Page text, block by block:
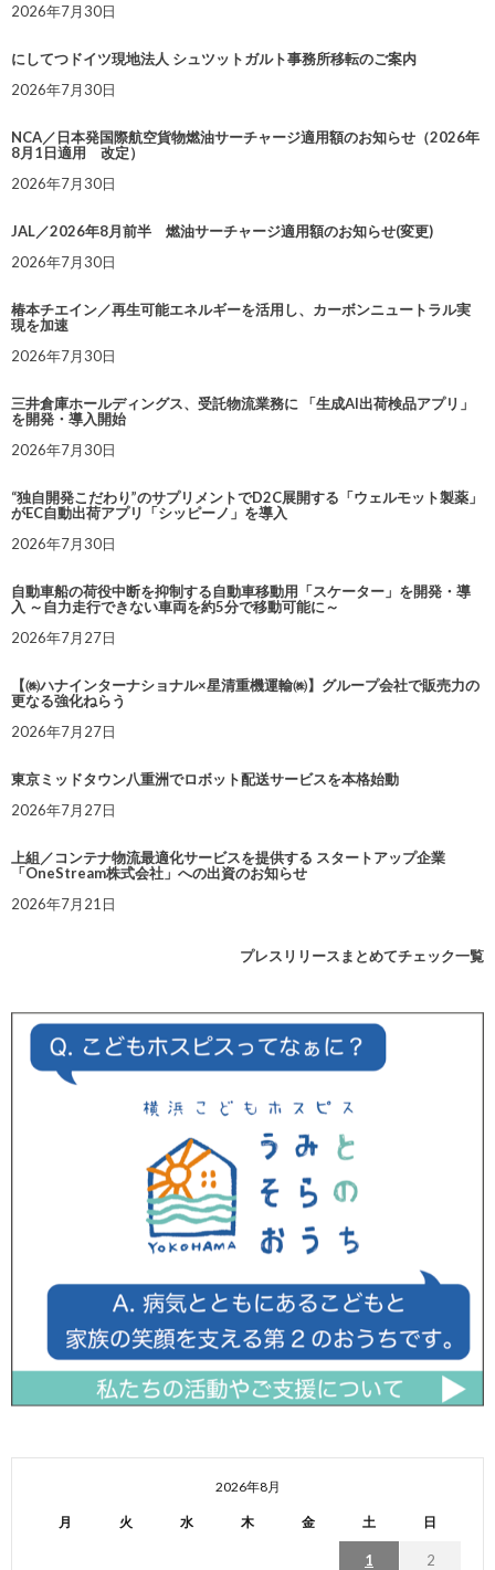
2026年7月30日
にしてつドイツ現地法人 シュツットガルト事務所移転のご案内
2026年7月30日
NCA／日本発国際航空貨物燃油サーチャージ適用額のお知らせ（2026年
8月1日適用 改定）
2026年7月30日
JAL／2026年8月前半 燃油サーチャージ適用額のお知らせ(変更)
2026年7月30日
椿本チエイン／再生可能エネルギーを活用し、カーボンニュートラル実
現を加速
2026年7月30日
三井倉庫ホールディングス、受託物流業務に 「生成AI出荷検品アプリ」
を開発・導入開始
2026年7月30日
“独自開発こだわり”のサプリメントでD2C展開する「ウェルモット製薬」
がEC自動出荷アプリ「シッピーノ」を導入
2026年7月30日
自動車船の荷役中断を抑制する自動車移動用「スケーター」を開発・導
入 ～自力走行できない車両を約5分で移動可能に～
2026年7月27日
【㈱ハナインターナショナル×星清重機運輸㈱】グループ会社で販売力の
更なる強化ねらう
2026年7月27日
東京ミッドタウン八重洲でロボット配送サービスを本格始動
2026年7月27日
上組／コンテナ物流最適化サービスを提供する スタートアップ企業
「OneStream株式会社」への出資のお知らせ
2026年7月21日
プレスリリースまとめてチェック一覧
2026年8月
月 火 水 木 金 土 日
1 2